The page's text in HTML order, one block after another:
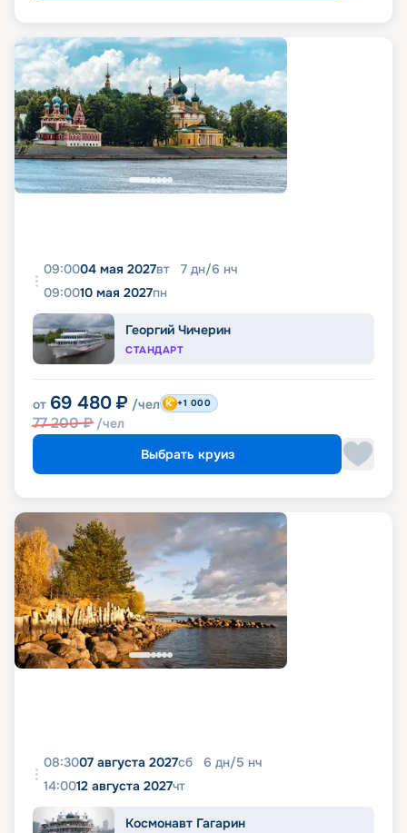
09:0004 мая 2027вт 7 дн/6 нч
09:0010 мая 2027пн
Георгий Чичерин
СТАНДАРТ
от 69 480 ₽ /чел
77 200₽ /чел
+1 000
Выбрать круиз
08:3007 августа 2027сб 6 дн/5 нч
14:0012 августа 2027чт
Космонавт Гагарин